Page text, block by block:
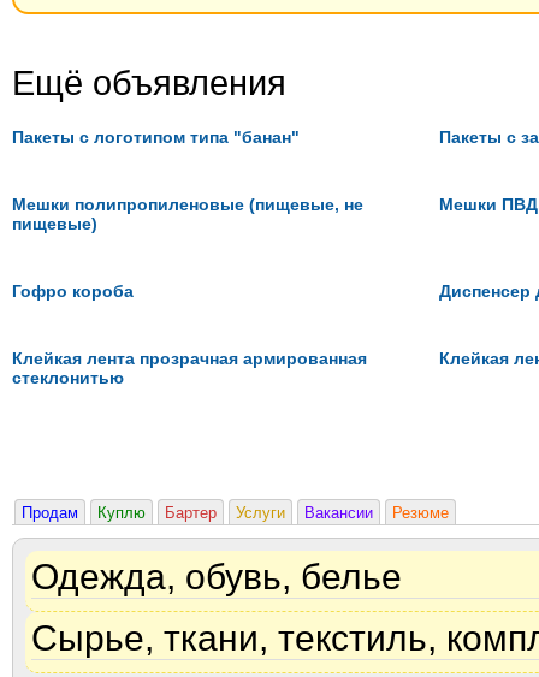
Ещё объявления
Пакеты с логотипом типа "банан" Пакеты с
Мешки полипропиленовые (пищевые, не
пищевые)
Мешки
Гофро короба Диспенсер
Клейкая лента прозрачная армированная
стеклонитью
Клейкая
Продам Куплю Бартер Услуги Вакансии Резюме
Одежда, обувь, белье
Сырье, ткани, текстиль,